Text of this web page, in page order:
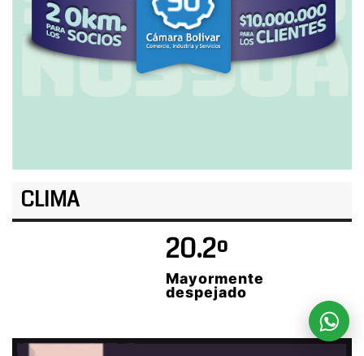
CLIMA
20.2º
Mayormente
despejado